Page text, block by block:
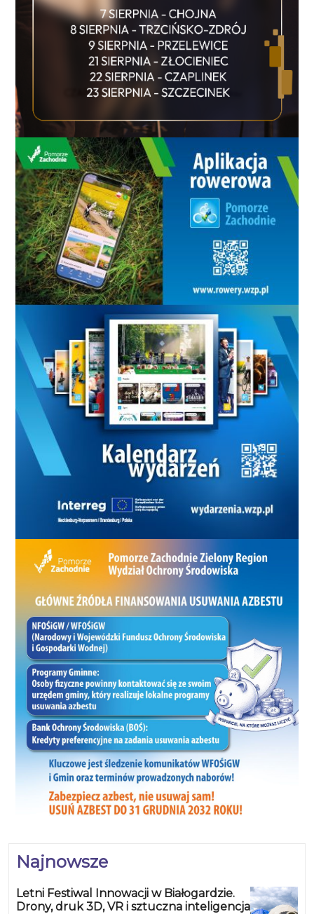
Najnowsze
Letni Festiwal Innowacji w Białogardzie.
Drony, druk 3D, VR i sztuczna inteligencja